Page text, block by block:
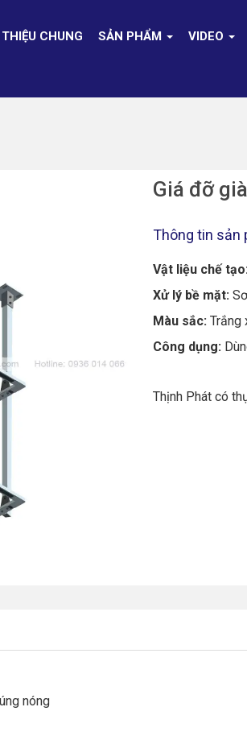
CHUNG SẢN PHẨM VIDEO
Giá đỡ
Thông tin sản
Vật liệu chế
Xử lý bề mặt:
Màu sắc: Trắng
Công dụng:
Thịnh Phát có
nóng